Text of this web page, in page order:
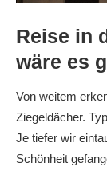
Reise in
wäre es
Von weitem
Ziegeldächer.
Je tiefer wir
Schönheit